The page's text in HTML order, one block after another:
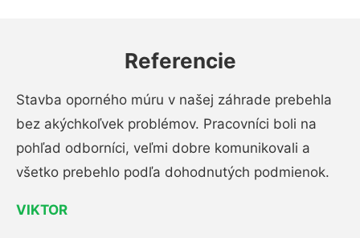
Referencie
Stavba oporného múru v našej záhrade prebehla
bez akýchkoľvek problémov. Pracovníci boli na
pohľad odborníci, veľmi dobre komunikovali a
všetko prebehlo podľa dohodnutých podmienok.
VIKTOR